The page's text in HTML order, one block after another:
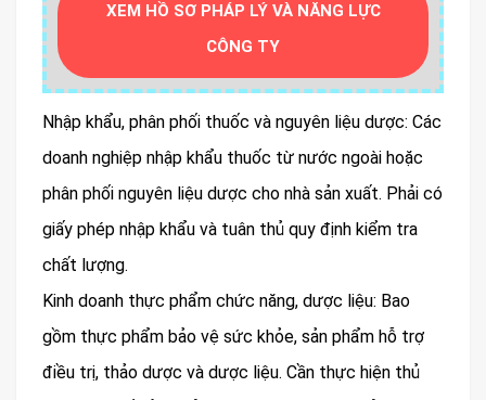
XEM HỒ SƠ PHÁP LÝ VÀ NĂNG LỰC
CÔNG TY
Nhập khẩu, phân phối thuốc và nguyên liệu dược: Các
doanh nghiệp nhập khẩu thuốc từ nước ngoài hoặc
phân phối nguyên liệu dược cho nhà sản xuất. Phải có
giấy phép nhập khẩu và tuân thủ quy định kiểm tra
chất lượng.
Kinh doanh thực phẩm chức năng, dược liệu: Bao
gồm thực phẩm bảo vệ sức khỏe, sản phẩm hỗ trợ
điều trị, thảo dược và dược liệu. Cần thực hiện thủ